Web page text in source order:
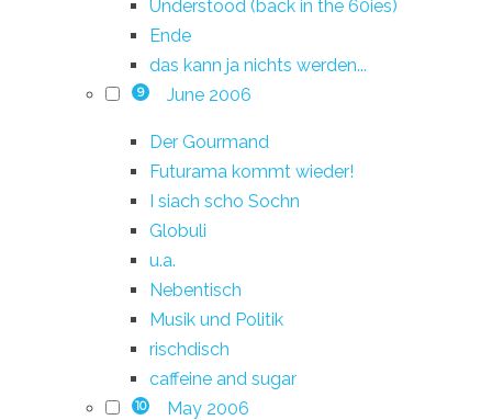
Understood (back in the 60ies)
Ende
das kann ja nichts werden...
9 June 2006
Der Gourmand
Futurama kommt wieder!
I siach scho Sochn
Globuli
u.a.
Nebentisch
Musik und Politik
rischdisch
caffeine and sugar
10 May 2006